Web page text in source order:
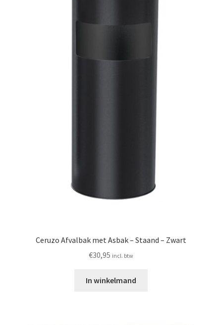
Ceruzo Afvalbak met Asbak – Staand – Zwart
€30,95 incl. btw
In winkelmand